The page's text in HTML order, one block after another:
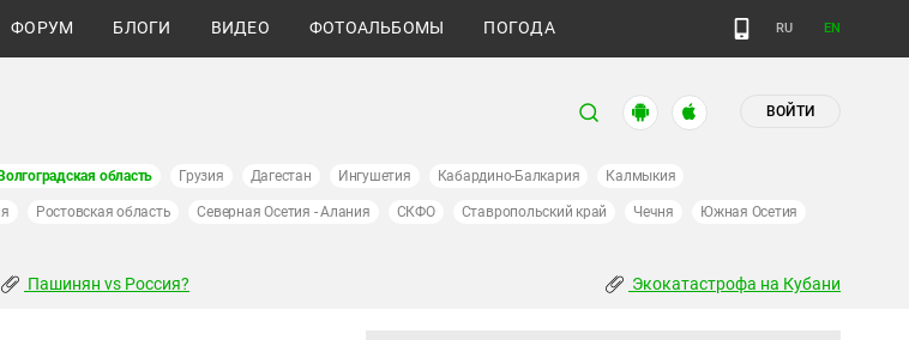
ФОРУМ БЛОГИ ВИДЕО ФОТОАЛЬБОМЫ ПОГОДА RU EN
ВОЙТИ
Волгоградская область Грузия Дагестан Ингушетия Кабардино-Балкария Калмыкия
Ростовская область Северная Осетия - Алания СКФО Ставропольский край Чечня Южная Осетия
Пашинян vs Россия? Экокатастрофа на Кубани